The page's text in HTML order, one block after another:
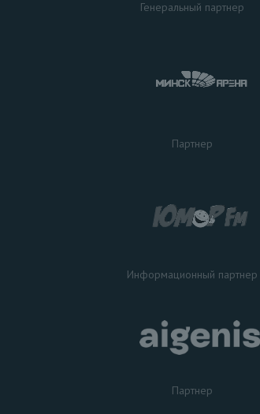
Генеральный партнер
Партнер
Информационный партнер
Партнер